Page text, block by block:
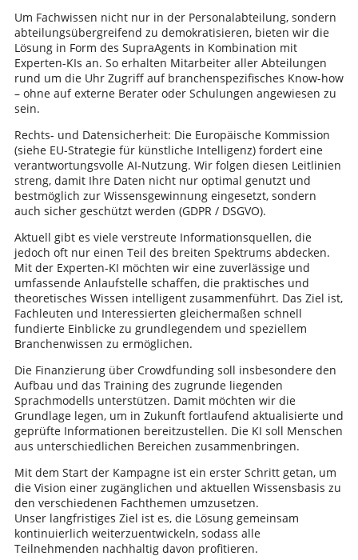
Um Fachwissen nicht nur in der Personalabteilung, sondern
abteilungsübergreifend zu demokratisieren, bieten wir die
Lösung in Form des SupraAgents in Kombination mit
Experten-KIs an. So erhalten Mitarbeiter aller Abteilungen
rund um die Uhr Zugriff auf branchenspezifisches Know-how
– ohne auf externe Berater oder Schulungen angewiesen zu
sein.
Rechts- und Datensicherheit: Die Europäische Kommission
(siehe EU-Strategie für künstliche Intelligenz) fordert eine
verantwortungsvolle AI-Nutzung. Wir folgen diesen Leitlinien
streng, damit Ihre Daten nicht nur optimal genutzt und
bestmöglich zur Wissensgewinnung eingesetzt, sondern
auch sicher geschützt werden (GDPR / DSGVO).
Aktuell gibt es viele verstreute Informationsquellen, die
jedoch oft nur einen Teil des breiten Spektrums abdecken.
Mit der Experten-KI möchten wir eine zuverlässige und
umfassende Anlaufstelle schaffen, die praktisches und
theoretisches Wissen intelligent zusammenführt. Das Ziel ist,
Fachleuten und Interessierten gleichermaßen schnell
fundierte Einblicke zu grundlegendem und speziellem
Branchenwissen zu ermöglichen.
Die Finanzierung über Crowdfunding soll insbesondere den
Aufbau und das Training des zugrunde liegenden
Sprachmodells unterstützen. Damit möchten wir die
Grundlage legen, um in Zukunft fortlaufend aktualisierte und
geprüfte Informationen bereitzustellen. Die KI soll Menschen
aus unterschiedlichen Bereichen zusammenbringen.
Mit dem Start der Kampagne ist ein erster Schritt getan, um
die Vision einer zugänglichen und aktuellen Wissensbasis zu
den verschiedenen Fachthemen umzusetzen.
Unser langfristiges Ziel ist es, die Lösung gemeinsam
kontinuierlich weiterzuentwickeln, sodass alle
Teilnehmenden nachhaltig davon profitieren.